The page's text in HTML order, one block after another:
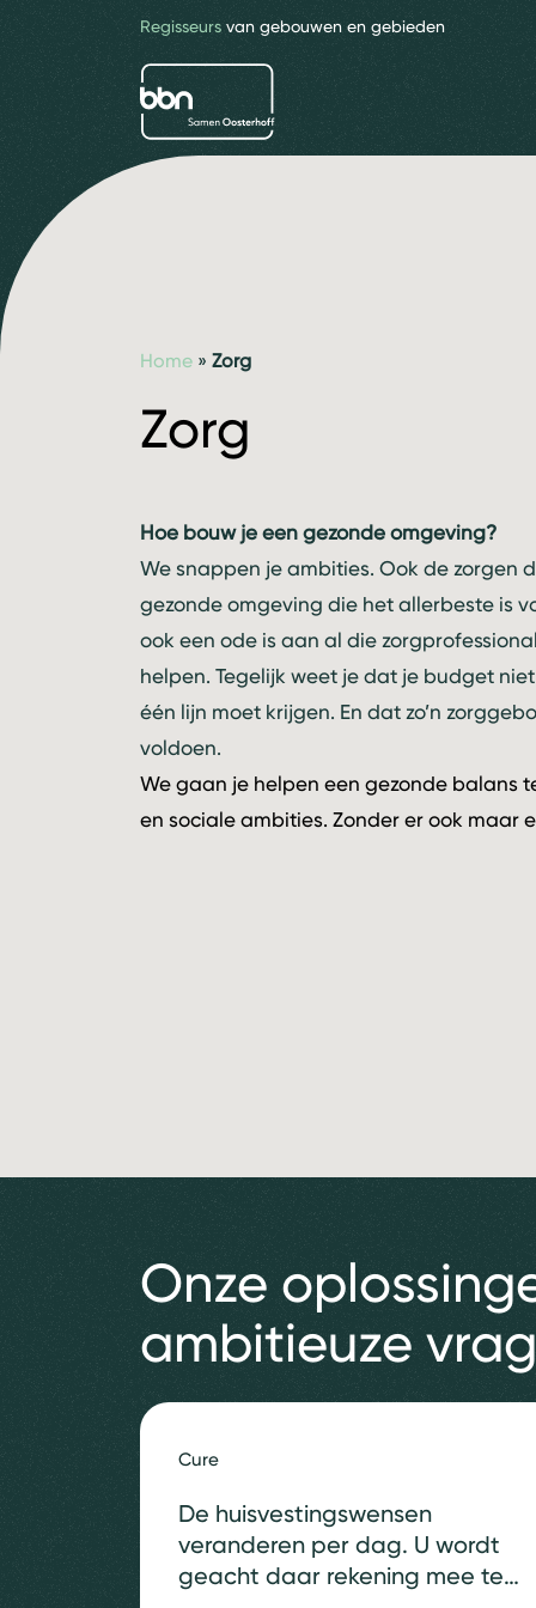
Regisseurs van gebouwen en gebieden
bbn adviseurs
Home » Zorg
Zorg
Hoe bouw je een gezonde omgeving?
We snappen je ambities. Ook de zorgen
gezonde omgeving die het allerbeste is
ook een ode is aan al die
helpen. Tegelijk weet je dat je budget
één lijn moet krijgen. En dat zo’n
voldoen.
We gaan je helpen een gezonde balans
en sociale ambities. Zonder er ook maar
Onze
ambitieuze
Cure
De huisvestingswensen
veranderen per dag. U wordt
geacht daar rekening mee te